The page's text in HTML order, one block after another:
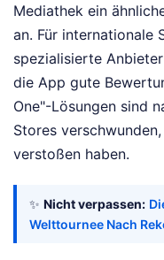
Mediathek ein
an. Für internationale
spezialisierte
die App gute
One"-Lösungen sind
Stores
verstoßen haben.
✨ Nicht verpassen:
Welttournee Nach